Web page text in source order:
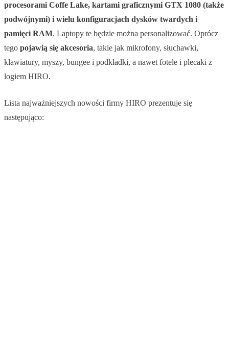
procesorami Coffe Lake, kartami graficznymi GTX 1080 (także
podwójnymi) i wielu konfiguracjach dysków twardych i
pamięci RAM. Laptopy te będzie można personalizować. Oprócz
tego pojawią się akcesoria, takie jak mikrofony, słuchawki,
klawiatury, myszy, bungee i podkładki, a nawet fotele i plecaki z
logiem HIRO.
Lista najważniejszych nowości firmy HIRO prezentuje się
następująco: